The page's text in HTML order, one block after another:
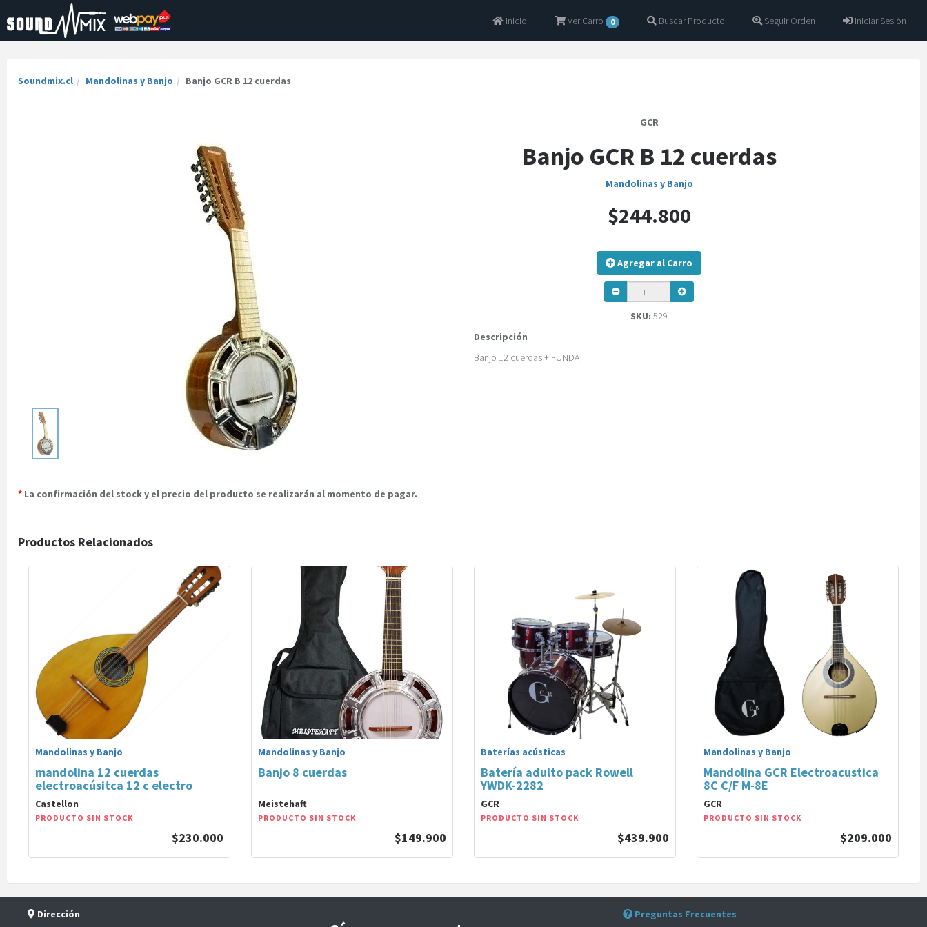
Inicio Ver Carro 0 Buscar Producto Seguir Orden Iniciar Sesión
Soundmix.cl Mandolinas y Banjo Banjo GCR B 12 cuerdas
GCR
Banjo GCR B 12 cuerdas
Mandolinas y Banjo
$244.800
Agregar al Carro
SKU:529
Descripción
Banjo 12 cuerdas + FUNDA
* La confirmación del stock y el precio del producto se realizarán al momento de pagar.
Productos Relacionados
Mandolinas y Banjo
mandolina 12 cuerdas
electroacúsitca 12 c electro
Castellon
PRODUCTO SIN STOCK
$230.000
Mandolinas y Banjo
Banjo 8 cuerdas
Meistehaft
PRODUCTO SIN STOCK
$149.900
Baterías acústicas
Batería adulto pack Rowell
YWDK-2282
GCR
PRODUCTO SIN STOCK
$439.900
Mandolinas y Banjo
Mandolina GCR Electroacustica
8C C/F M-8E
GCR
PRODUCTO SIN STOCK
$209.000
Dirección Preguntas Frecuentes